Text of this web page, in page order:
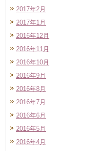
2017年2月
2017年1月
2016年12月
2016年11月
2016年10月
2016年9月
2016年8月
2016年7月
2016年6月
2016年5月
2016年4月